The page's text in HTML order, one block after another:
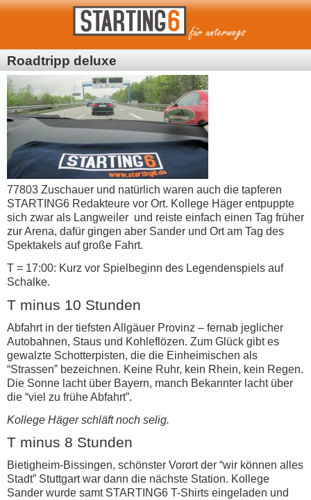
Roadtripp deluxe
77803 Zuschauer und natürlich waren auch die tapferen
STARTING6 Redakteure vor Ort. Kollege Häger entpuppte
sich zwar als Langweiler und reiste einfach einen Tag früher
zur Arena, dafür gingen aber Sander und Ort am Tag des
Spektakels auf große Fahrt.
T = 17:00: Kurz vor Spielbeginn des Legendenspiels auf
Schalke.
T minus 10 Stunden
Abfahrt in der tiefsten Allgäuer Provinz – fernab jeglicher
Autobahnen, Staus und Kohleflözen. Zum Glück gibt es
gewalzte Schotterpisten, die die Einheimischen als
“Strassen” bezeichnen. Keine Ruhr, kein Rhein, kein Regen.
Die Sonne lacht über Bayern, manch Bekannter lacht über
die “viel zu frühe Abfahrt”.
Kollege Häger schläft noch selig.
T minus 8 Stunden
Bietigheim-Bissingen, schönster Vorort der “wir können alles
Stadt” Stuttgart war dann die nächste Station. Kollege
Sander wurde samt STARTING6 T-Shirts eingeladen und